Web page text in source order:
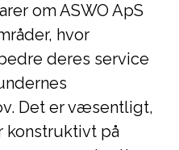
om ASWO ApS
hvor
deres service
Det er væsentligt,
konstruktivt på